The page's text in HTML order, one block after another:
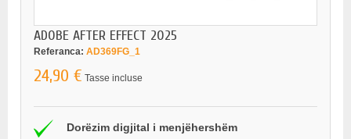
ADOBE AFTER EFFECT 2025
Referanca: AD369FG_1
24,90 € Tasse incluse
Dorëzim digjital i menjëhershëm